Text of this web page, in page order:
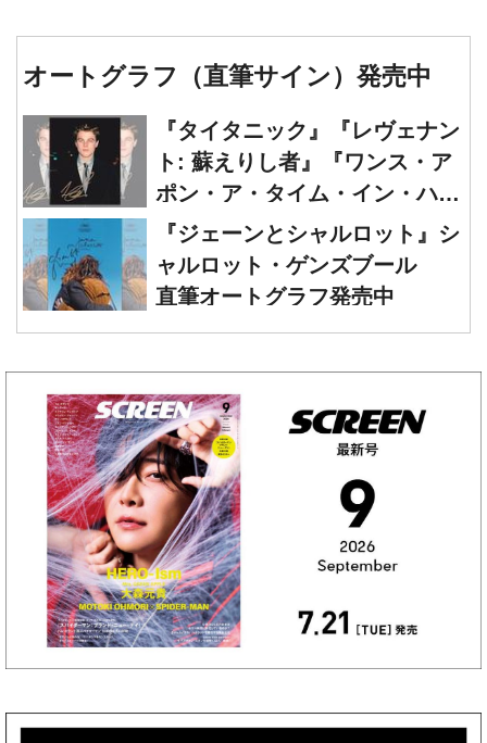
オートグラフ（直筆サイン）発売中
『タイタニック』『レヴェナン
ト: 蘇えりし者』『ワンス・ア
ポン・ア・タイム・イン・ハリ
ウッド』レオナルド・ディカプ
リオ 直筆オートグラフ発売中
『ジェーンとシャルロット』シ
ャルロット・ゲンズブール
直筆オートグラフ発売中